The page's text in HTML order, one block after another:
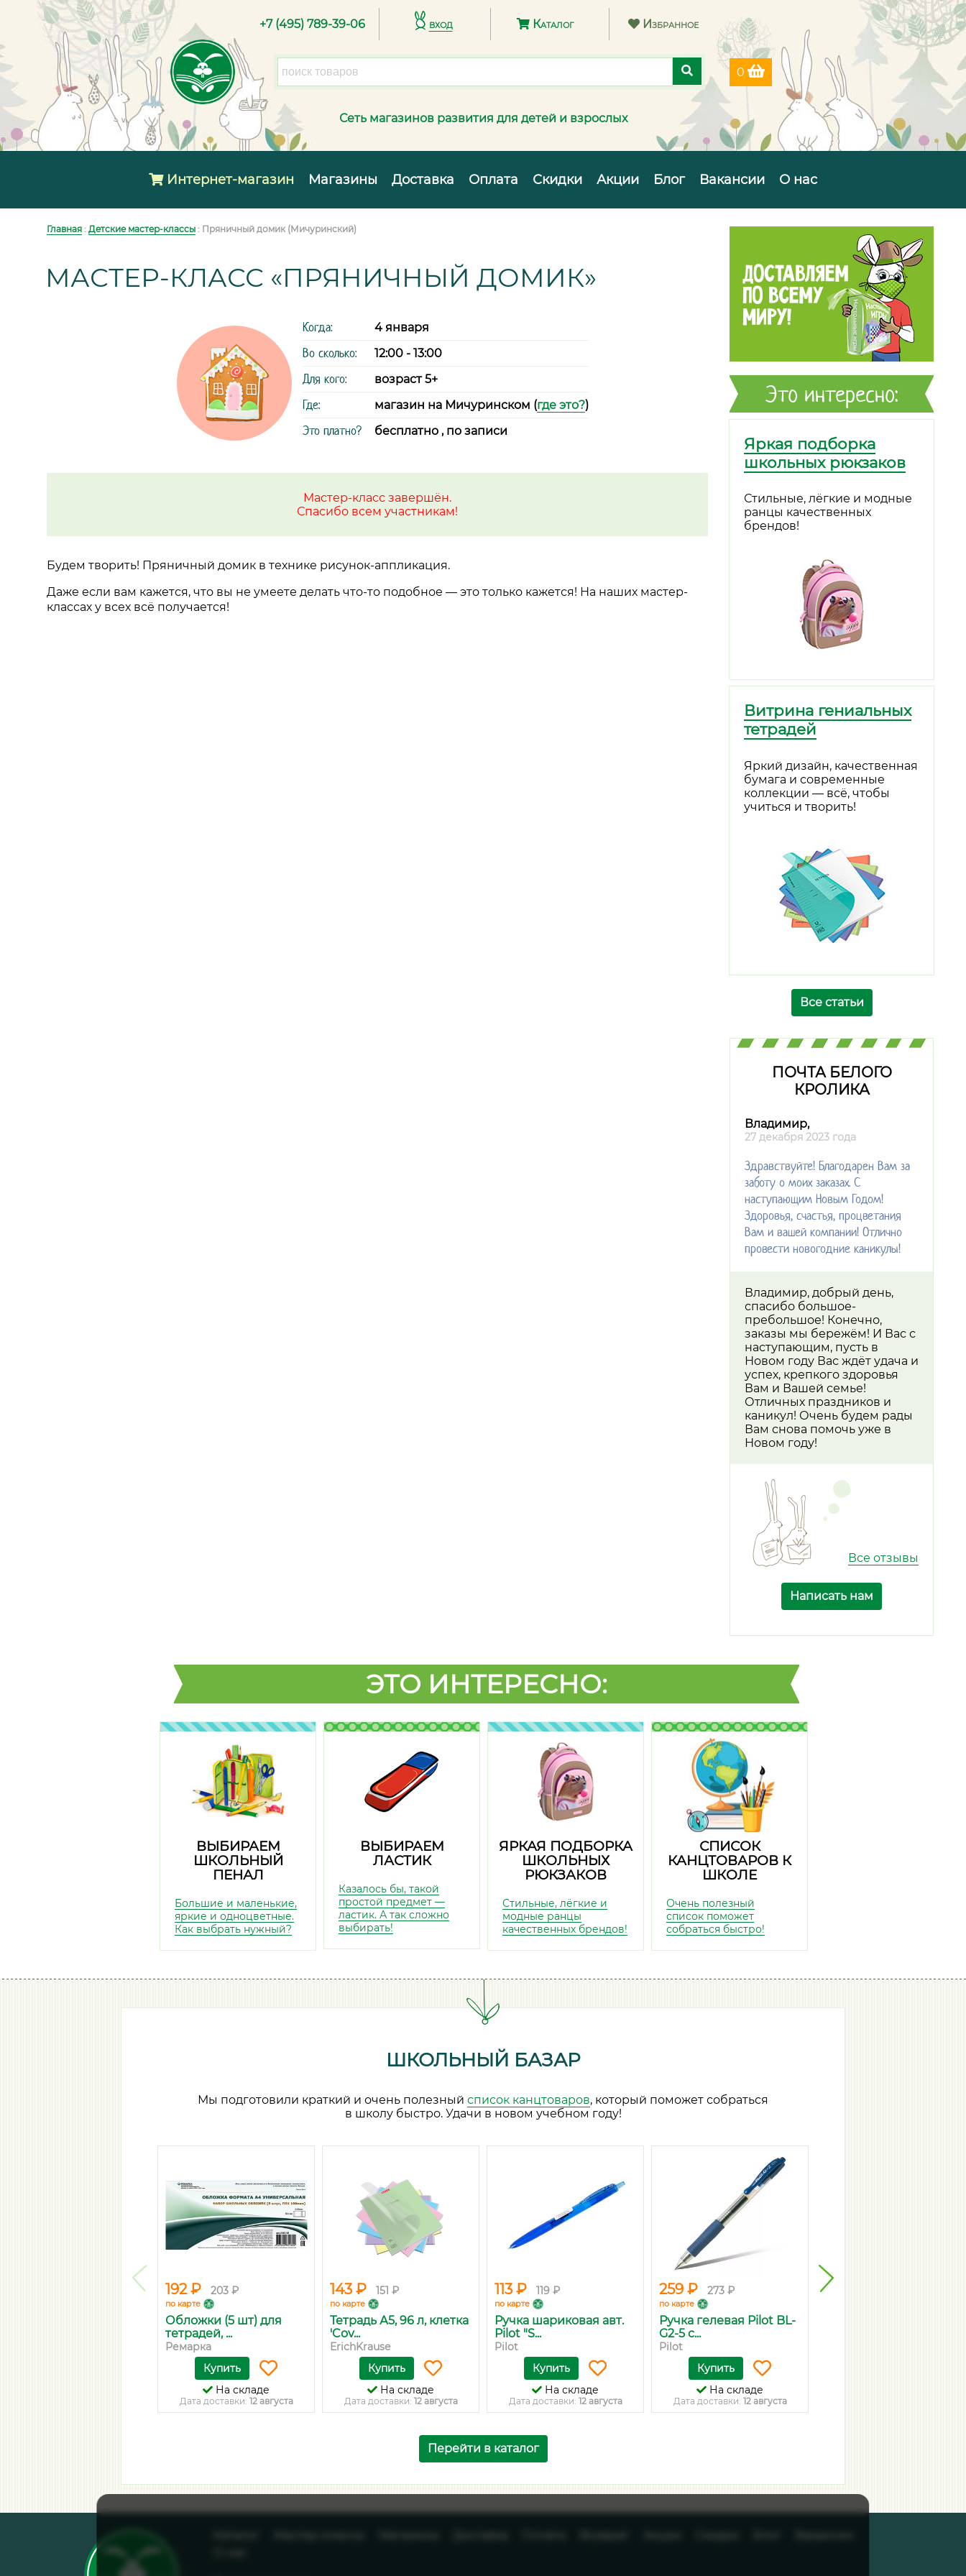
+7 (495) 789-39-06 вход Каталог Избранное
0
Сеть магазинов развития для детей и взрослых
Интернет-магазин Магазины Доставка Оплата Скидки Акции Блог Вакансии О нас
Главная : Детские мастер-классы : Пряничный домик (Мичуринский)
МАСТЕР-КЛАСС «ПРЯНИЧНЫЙ ДОМИК»
Когда: 4 января
Во сколько: 12:00 - 13:00
Для кого: возраст 5+
Где: магазин на Мичуринском (где это?)
Это платно? бесплатно , по записи
Мастер-класс завершён.
Спасибо всем участникам!
Будем творить! Пряничный домик в технике рисунок-аппликация.
Даже если вам кажется, что вы не умеете делать что-то подобное — это только кажется! На наших мастер-
классах у всех всё получается!
Это интересно:
Яркая подборка
школьных рюкзаков
Стильные, лёгкие и модные
ранцы качественных
брендов!
Витрина гениальных
тетрадей
Яркий дизайн, качественная
бумага и современные
коллекции — всё, чтобы
учиться и творить!
Все статьи
ПОЧТА БЕЛОГО
КРОЛИКА
Владимир,
27 декабря 2023 года
Здравствуйте! Благодарен Вам за
заботу о моих заказах. С
наступающим Новым Годом!
Здоровья, счастья, процветания
Вам и вашей компании! Отлично
провести новогодние каникулы!
Владимир, добрый день,
спасибо большое-
пребольшое! Конечно,
заказы мы бережём! И Вас с
наступающим, пусть в
Новом году Вас ждёт удача и
успех, крепкого здоровья
Вам и Вашей семье!
Отличных праздников и
каникул! Очень будем рады
Вам снова помочь уже в
Новом году!
Все отзывы
Написать нам
ЭТО ИНТЕРЕСНО:
ВЫБИРАЕМ
ШКОЛЬНЫЙ
ПЕНАЛ
Большие и маленькие,
яркие и одноцветные.
Как выбрать нужный?
ВЫБИРАЕМ
ЛАСТИК
Казалось бы, такой
простой предмет —
ластик. А так сложно
выбирать!
ЯРКАЯ ПОДБОРКА
ШКОЛЬНЫХ
РЮКЗАКОВ
Стильные, лёгкие и
модные ранцы
качественных брендов!
СПИСОК
КАНЦТОВАРОВ К
ШКОЛЕ
Очень полезный
список поможет
собраться быстро!
ШКОЛЬНЫЙ БАЗАР
Мы подготовили краткий и очень полезный список канцтоваров, который поможет собраться
в школу быстро. Удачи в новом учебном году!
192 ₽ 203 ₽
по карте
Обложки (5 шт) для
тетрадей, ...
Ремарка
Купить
На складе
Дата доставки: 12 августа
143 ₽ 151 ₽
по карте
Тетрадь А5, 96 л, клетка
'Cov...
ErichKrause
Купить
На складе
Дата доставки: 12 августа
113 ₽ 119 ₽
по карте
Ручка шариковая авт.
Pilot "S...
Pilot
Купить
На складе
Дата доставки: 12 августа
259 ₽ 273 ₽
по карте
Ручка гелевая Pilot BL-
G2-5 с...
Pilot
Купить
На складе
Дата доставки: 12 августа
44 ₽
Перейти в каталог